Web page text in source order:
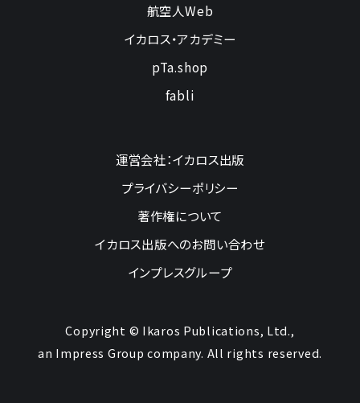
航空人Web
イカロス・アカデミー
pTa.shop
fabli
運営会社：イカロス出版
プライバシーポリシー
著作権について
イカロス出版へのお問い合わせ
インプレスグループ
Copyright © Ikaros Publications, Ltd.,
an Impress Group company. All rights reserved.